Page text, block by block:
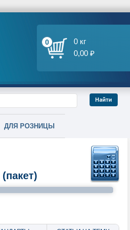
0
0 кг
0,00 ₽
ДЛЯ РОЗНИЦЫ